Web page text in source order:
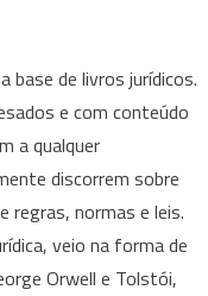
base de livros jurídicos.
e com conteúdo
a qualquer
discorrem sobre
regras, normas e leis.
veio na forma de
Orwell e Tolstói,